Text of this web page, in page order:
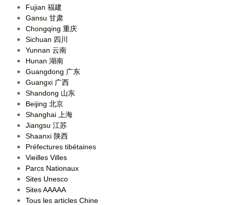
Fujian 福建
Gansu 甘肃
Chongqing 重庆
Sichuan 四川
Yunnan 云南
Hunan 湖南
Guangdong 广东
Guangxi 广西
Shandong 山东
Beijing 北京
Shanghai 上海
Jiangsu 江苏
Shaanxi 陕西
Préfectures tibétaines
Vieilles Villes
Parcs Nationaux
Sites Unesco
Sites AAAAA
Tous les articles Chine